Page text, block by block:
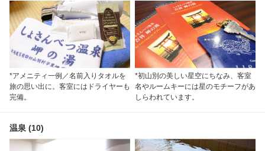
*アメニティ一例／名前入りタオルを
旅の思い出に。客室にはドライヤーも
完備。
*初山別の美しい星空にちなみ、客室
名やルームキーには星のモチーフがあ
しらわれています。
温泉 (10)